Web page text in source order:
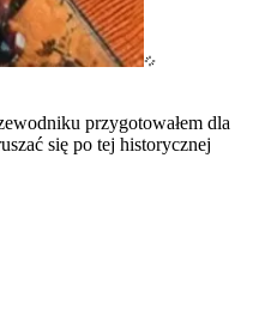
przygotowałem dla
się po tej historycznej